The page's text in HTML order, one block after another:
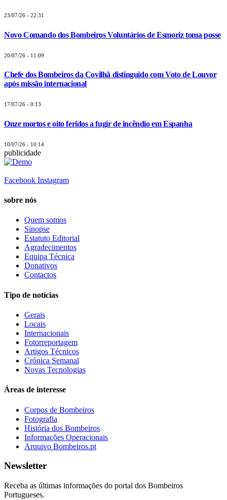
23/07/26 - 22:31
Novo Comando dos Bombeiros Voluntários de Esmoriz toma posse
20/07/26 - 11:09
Chefe dos Bombeiros da Covilhã distinguido com Voto de Louvor
após missão internacional
17/07/26 - 0:13
Onze mortos e oito feridos a fugir de incêndio em Espanha
10/07/26 - 10:14
publicidade
Facebook Instagram
sobre nós
Quem somos
Sinopse
Estatuto Editorial
Agradecimentos
Equipa Técnica
Donativos
Contactos
Tipo de notícias
Gerais
Locais
Internacionais
Fotorreportagem
Artigos Técnicos
Crónica Semanal
Novas Tecnologias
Áreas de interesse
Corpos de Bombeiros
Fotografia
História dos Bombeiros
Informações Operacionais
Arquivo Bombeiros.pt
Newsletter
Receba as últimas informações do portal dos Bombeiros
Portugueses.